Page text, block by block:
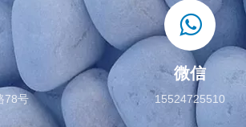
78号
微信
15524725510